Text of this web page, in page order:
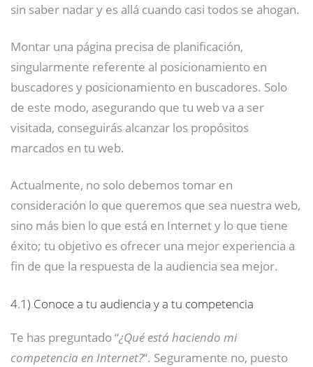
sin saber nadar y es allá cuando casi todos se ahogan.
Montar una página precisa de planificación,
singularmente referente al posicionamiento en
buscadores y posicionamiento en buscadores. Solo
de este modo, asegurando que tu web va a ser
visitada, conseguirás alcanzar los propósitos
marcados en tu web.
Actualmente, no solo debemos tomar en
consideración lo que queremos que sea nuestra web,
sino más bien lo que está en Internet y lo que tiene
éxito; tu objetivo es ofrecer una mejor experiencia a
fin de que la respuesta de la audiencia sea mejor.
4.1) Conoce a tu audiencia y a tu competencia
Te has preguntado “¿Qué está haciendo mi
competencia en Internet?“. Seguramente no, puesto